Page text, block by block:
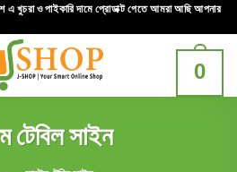
খুচরা ও পাইকারি দামে প্রোডাক্ট পেতে আমরা আছি আপনার
0
টেবিল সাইন